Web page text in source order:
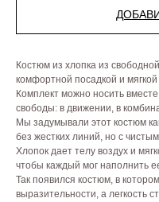
Костюм из хлопка из
комфортной посадкой и мягкой
Комплект можно носить
свободы: в движении, в
Мы задумывали этот костюм
без жестких линий, но с
Хлопок дает телу воздух и
чтобы каждый мог наполнить
Так появился костюм, в
выразительности, а легкость